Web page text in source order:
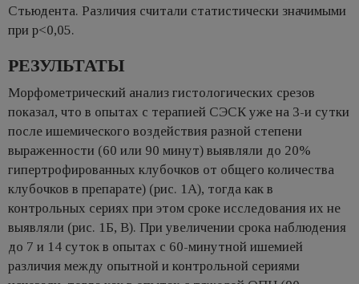
Стьюдента. Различия считали статистически значимыми
при p<0,05.
РЕЗУЛЬТАТЫ
Морфометрический анализ гистологических срезов
показал, что в опытах с терапией СЭСК уже на 3-и сутки
после ишемического воздействия разной степени
выраженности (60 или 90 минут) выявляли до 20%
гипертрофированных клубочков от общего количества
клубочков в препарате) (рис. 1А), тогда как в
контрольных сериях при этом сроке исследования их не
выявляли (рис. 1Б, В). При увеличении срока наблюдения
до 7 и 14 суток в опытах с 60-минутной ишемией
различия между опытной и контрольной сериями